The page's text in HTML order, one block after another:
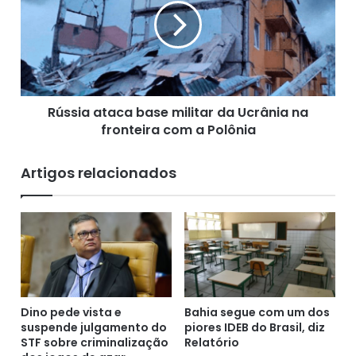
d
e
a
c
a
n
s
t
e
n
t
a
n
a
t
a
s
e
m
l
i
t
a
r
d
a
Rússia ataca base militar da Ucrânia na
fronteira com a Polônia
Artigos relacionados
Dino pede vista e
suspende julgamento do
STF sobre criminalização
Bahia segue com um dos
piores IDEB do Brasil, diz
Relatório